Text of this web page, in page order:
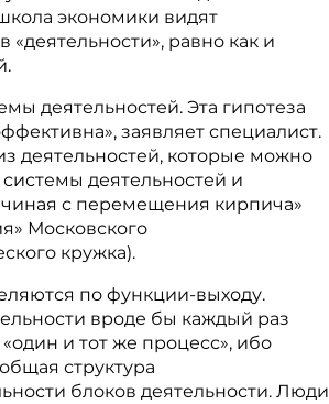
экономики видят
«деятельности», равно как и
деятельностей. Эта гипотеза
заявляет специалист.
деятельностей, которые можно
деятельностей и
с перемещения кирпича»
Московского
кружка).
по функции-выходу.
вроде бы каждый раз
и тот же процесс», ибо
структура
блоков деятельности. Люди